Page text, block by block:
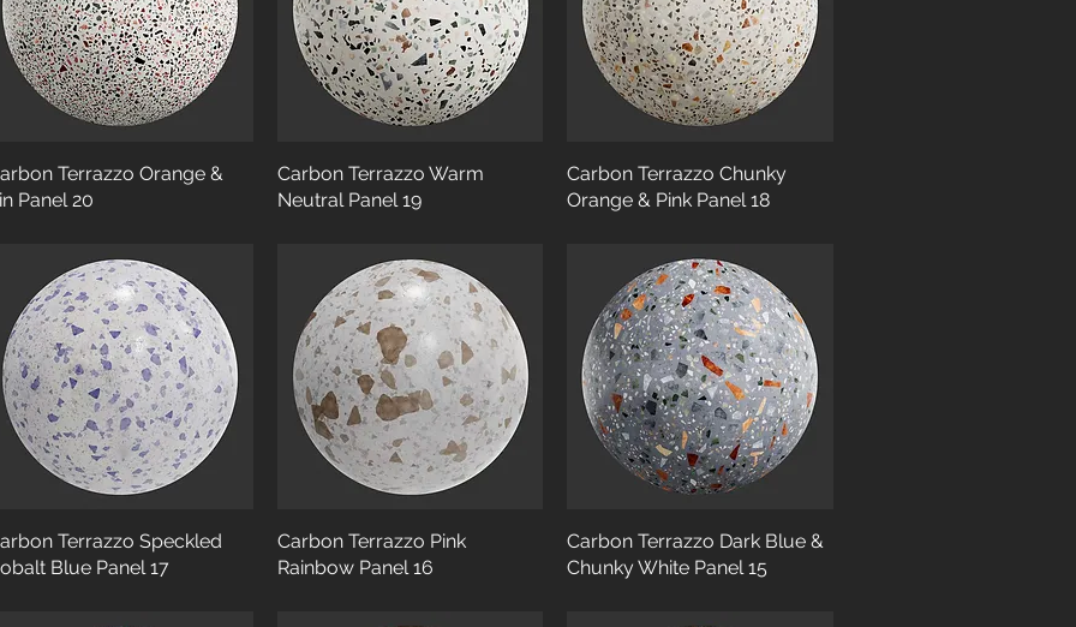
Terrazzo Orange &
Panel 20
Carbon Terrazzo Warm
Neutral Panel 19
Carbon Terrazzo Chunky
Orange & Pink Panel 18
Terrazzo Speckled
Blue Panel 17
Carbon Terrazzo Pink
Rainbow Panel 16
Carbon Terrazzo Dark Blue &
Chunky White Panel 15